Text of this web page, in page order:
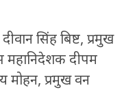
सिंह बिष्ट, प्रमुख
दीपम
मोहन, प्रमुख वन